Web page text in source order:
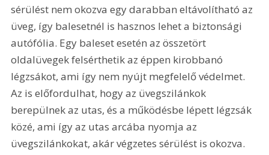
sérülést nem okozva egy darabban eltávolítható az
üveg, így balesetnél is hasznos lehet a biztonsági
autófólia. Egy baleset esetén az összetört
oldalüvegek felsérthetik az éppen kirobbanó
légzsákot, ami így nem nyújt megfelelő védelmet.
Az is előfordulhat, hogy az üvegszilánkok
berepülnek az utas, és a működésbe lépett légzsák
közé, ami így az utas arcába nyomja az
üvegszilánkokat, akár végzetes sérülést is okozva.